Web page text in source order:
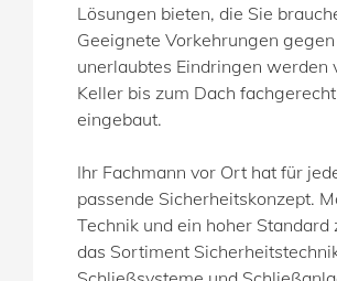
Lösungen bieten, die Sie
Geeignete Vorkehrungen gegen
unerlaubtes Eindringen werden
Keller bis zum Dach fachgerecht
eingebaut.
Ihr Fachmann vor Ort hat für
passende Sicherheitskonzept.
Technik und ein hoher Standard
das Sortiment